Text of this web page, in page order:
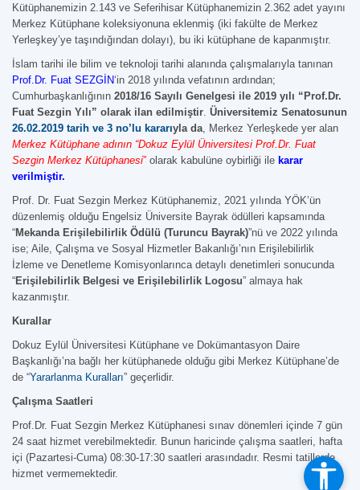
Kütüphanemizin 2.143 ve Seferihisar Kütüphanemizin 2.362 adet yayını
Merkez Kütüphane koleksiyonuna eklenmiş (iki fakülte de Merkez
Yerleşkey’ye taşındığından dolayı), bu iki kütüphane de kapanmıştır.
İslam tarihi ile bilim ve teknoloji tarihi alanında çalışmalarıyla tanınan
Prof.Dr. Fuat SEZGİN‘in 2018 yılında vefatının ardından;
Cumhurbaşkanlığının 2018/16 Sayılı Genelgesi ile 2019 yılı “Prof.Dr.
Fuat Sezgin Yılı” olarak ilan edilmiştir Üniversitemiz Senatosunun
26.02.2019 tarih ve 3 no’lu kararıyla da , Merkez Yerleşkede yer alan
Merkez Kütüphane adının “Dokuz Eylül Üniversitesi Prof.Dr. Fuat
Sezgin Merkez Kütüphanesi” olarak kabulüne oybirliği ile karar
verilmiştir.
Prof. Dr. Fuat Sezgin Merkez Kütüphanemiz, 2021 yılında YÖK’ün
düzenlemiş olduğu Engelsiz Üniversite Bayrak ödülleri kapsamında
“Mekanda Erişilebilirlik Ödülü (Turuncu Bayrak)”nü ve 2022 yılında
ise; Aile, Çalışma ve Sosyal Hizmetler Bakanlığı’nın Erişilebilirlik
İzleme ve Denetleme Komisyonlarınca detaylı denetimleri sonucunda
“Erişilebilirlik Belgesi ve Erişilebilirlik Logosu” almaya hak
kazanmıştır.
Kurallar
Dokuz Eylül Üniversitesi Kütüphane ve Dokümantasyon Daire
Başkanlığı’na bağlı her kütüphanede olduğu gibi Merkez Kütüphane’de
de “Yararlanma Kuralları” geçerlidir.
Çalışma Saatleri
Prof.Dr. Fuat Sezgin Merkez Kütüphanesi sınav dönemleri içinde 7 gün
24 saat hizmet verebilmektedir. Bunun haricinde çalışma saatleri, hafta
içi (Pazartesi-Cuma) 08:30-17:30 saatleri arasındadır. Resmi tatillerde
hizmet vermemektedir.